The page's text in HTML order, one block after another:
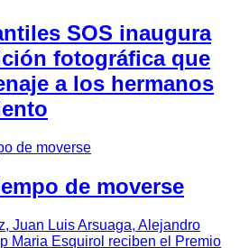
SOS inaugura
fotográfica que
a los hermanos
de moverse